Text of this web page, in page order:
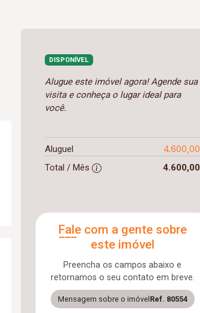
DISPONÍVEL
Alugue este imóvel agora! Agende sua
visita e conheça o lugar ideal para
você.
Aluguel 4.600,00
Total / Mês 4.600,00
Fale com a gente sobre
este imóvel
Preencha os campos abaixo e
retornamos o seu contato em breve.
Mensagem sobre o imóvel Ref. 80554